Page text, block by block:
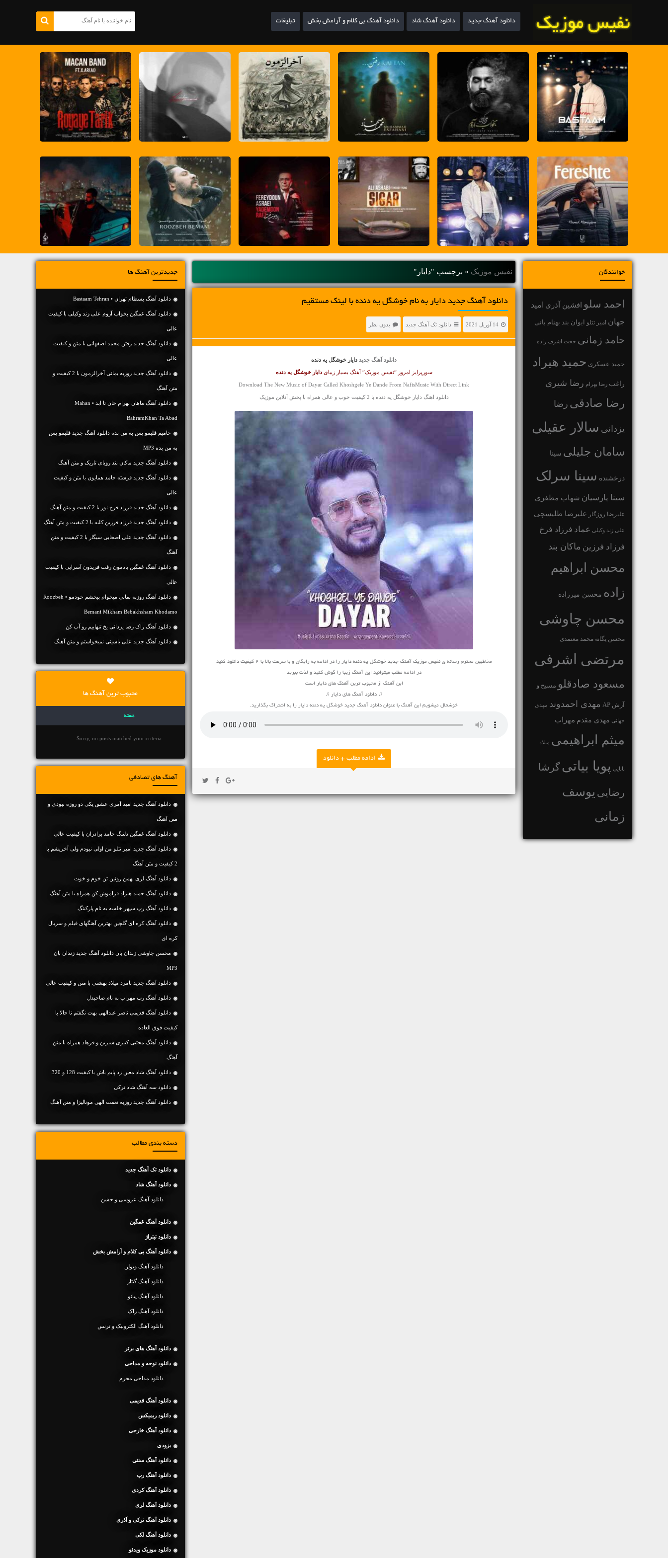
دانلود آهنگ جدید دانلود آهنگ شاد دانلود آهنگ بی کلام و آرامش بخش تبلیغات
خوانندگان
احمد سلو افشین آذری امید
جهان امیر تتلو ایوان بند بهنام بانی
حامد زمانی حجت اشرف زاده
حمید عسکری حمید هیراد
راغب رضا بهرام رضا شیری
رضا صادقی رضا
یزدانی سالار عقیلی
سامان جلیلی سینا
درخشنده سینا سرلک
سینا پارسیان شهاب مظفری
علیرضا روزگار علیرضا طلیسچی
علی زند وکیلی عماد فرزاد فرخ
فرزاد فرزین ماکان بند
محسن ابراهیم
زاده محسن میرزاده
محسن چاوشی
محسن یگانه محمد معتمدی
مرتضی اشرفی
مسعود صادقلو مسیح و
آرش AP مهدی احمدوند مهدی
جهانی مهدی مقدم مهراب
میثم ابراهیمی میلاد
بابایی پویا بیاتیگرشا
رضایی یوسف
زمانی
نفیس موزیک » برچسب "دایار"
دانلود آهنگ جديد دایار به نام خوشگل یه دنده با لینک مستقیم
14 آوریل 2021 دانلود تک آهنگ جدید بدون نظر
دانلود آهنگ جدید دایار خوشگل یه دنده
سورپرایز امروز “نفیس موزیک” آهنگ بسیار زیبایدایار خوشگل یه دنده
Download The New Music of Dayar Called Khoshgele Ye Dande From NafisMusic With Direct Link
دانلود اهنگ دایار خوشگل یه دنده با 2 کیفیت خوب و عالی همراه با پخش آنلاین موزیک
مخاطبین محترم رسانه ی نفیس موزیک آهنگ جدید خوشگل یه دنده دایار را در ادامه به رایگان و با سرعت بالا با 2 کیفیت دانلود کنید
در ادامه مطلب میتوانید این آهنگ زیبا را گوش کنید و لذت ببرید
این آهنگ از محبوب ترین آهنگ های دایار است
♫ دانلود آهنگ های دایار ♫
خوشحال میشویم این آهنگ با عنوان دانلود آهنگ جدید خوشگل یه دنده دایار را به اشتراک بگذارید.
ادامه مطلب + دانلود
جدیدترین آهنگ ها
دانلود آهنگ بسطام تهران • Bastaam Tehran
دانلود آهنگ غمگین بخواب آروم علی زند وکیلی با کیفیت
عالی
دانلود آهنگ جديد رفتن محمد اصفهانی با متن و کیفیت
عالی
دانلود آهنگ جديد روزبه بمانی آخرالزمون با 2 کیفیت و
متن آهنگ
دانلود آهنگ ماهان بهرام خان تا ابد • Mahan
BahramKhan Ta Abad
حامیم قلبمو پس به من بده دانلود آهنگ جدید قلبمو پس
به من بده MP3
دانلود آهنگ جديد ماکان بند رویای تاریک و متن آهنگ
دانلود آهنگ جديد فرشته حامد همایون با متن و کیفیت
عالی
دانلود آهنگ جديد فرزاد فرخ نور با 2 کیفیت و متن آهنگ
دانلود آهنگ جديد فرزاد فرزین کلبه با 2 کیفیت و متن آهنگ
دانلود آهنگ جديد علی اصحابی سیگار با 2 کیفیت و متن
آهنگ
دانلود آهنگ غمگین یادمون رفت فریدون آسرایی با کیفیت
عالی
دانلود آهنگ روزبه بمانی میخوام ببخشم خودمو • Roozbeh
Bemani Mikham Bebakhsham Khodamo
دانلود آهنگ راک رضا یزدانی یخ تنهاییم رو آب کن
دانلود آهنگ جديد علی یاسینی نمیخواستم و متن آهنگ
محبوب ترین آهنگ ها
هفته
Sorry, no posts matched your criteria.
آهنگ های تصادفی
دانلود آهنگ جديد امید آمری عشق یکی دو روزه نبودی و
متن آهنگ
دانلود آهنگ غمگین دلتنگ حامد برادران با کیفیت عالی
دانلود آهنگ جديد امیر تتلو من اولی نبودم ولی آخریشم با
2 کیفیت و متن آهنگ
دانلود آهنگ لری بهمن روئین تن خوم و خوت
دانلود آهنگ حمید هیراد فراموش کن همراه با متن آهنگ
دانلود آهنگ رپ سپهر خلسه به نام پارکینگ
دانلود آهنگ کره ای گلچین بهترین آهنگهای فیلم و سریال
کره ای
محسن چاوشی زندان بان دانلود آهنگ جدید زندان بان
MP3
دانلود آهنگ جديد نامرد میلاد بهشتی با متن و کیفیت عالی
دانلود آهنگ رپ مهراب به نام صاحبدل
دانلود آهنگ قدیمی ناصر عبدالهی بهت نگفتم تا حالا با
کیفیت فوق العاده
دانلود آهنگ مجتبی کبیری شیرین و فرهاد همراه با متن
آهنگ
دانلود آهنگ شاد معین زد پایم باش با کیفیت 128 و 320
دانلود سه آهنگ شاد ترکی
دانلود آهنگ جديد روزبه نعمت الهی مونالیزا و متن آهنگ
دسته بندی مطالب
دانلود تک آهنگ جدید
دانلود آهنگ شاد
دانلود آهنگ عروسی و جشن
دانلود آهنگ غمگین
دانلود تیتراژ
دانلود آهنگ بی کلام و آرامش بخش
دانلود آهنگ ویولن
دانلود آهنگ گیتار
دانلود آهنگ پیانو
دانلود آهنگ راک
دانلود آهنگ الکترونیک و ترنس
دانلود آهنگ های برتر
دانلود نوحه و مداحی
دانلود مداحی محرم
دانلود آهنگ قدیمی
دانلود ریمیکس
دانلود آهنگ خارجی
بزودی
دانلود آهنگ سنتی
دانلود آهنگ رپ
دانلود آهنگ کردی
دانلود آهنگ لری
دانلود آهنگ ترکی و آذری
دانلود آهنگ لکی
دانلود موزیک ویدئو